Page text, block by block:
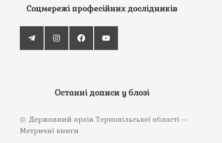
Соцмережі професійних дослідників
Останні дописи у блозі
Державний архів Тернопільської області –
Метричні книги